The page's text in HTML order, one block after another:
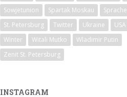
Sowjetunion
Spartak Moskau
Sprache
St. Petersburg
Twitter Ukraine
USA
Winter
Witali Mutko
Wladimir Putin
Zenit St. Petersburg
INSTAGRAM